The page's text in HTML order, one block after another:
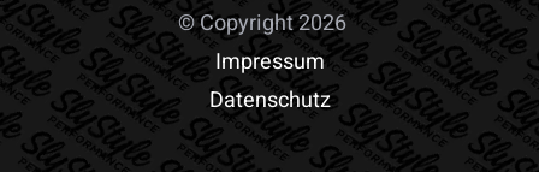
© Copyright 2026
Impressum
Datenschutz